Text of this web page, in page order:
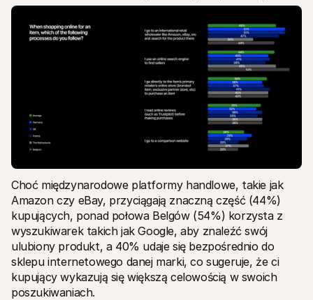
Choć międzynarodowe platformy handlowe, takie jak
Amazon czy eBay, przyciągają znaczną część (44%)
kupujących, ponad połowa Belgów (54%) korzysta z
wyszukiwarek takich jak Google, aby znaleźć swój
ulubiony produkt, a 40% udaje się bezpośrednio do
sklepu internetowego danej marki, co sugeruje, że ci
kupujący wykazują się większą celowością w swoich
poszukiwaniach.